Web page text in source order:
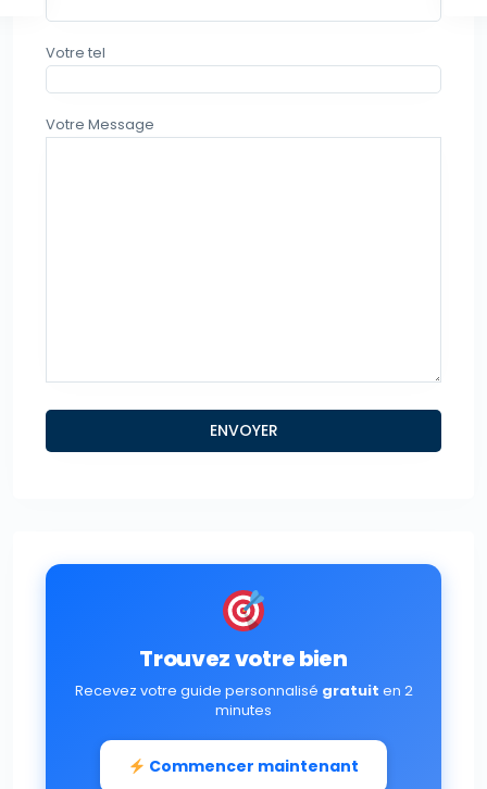
Votre tel
Votre Message
Trouvez votre bien
Recevez votre guide personnalisé gratuit en 2
minutes
Commencer maintenant